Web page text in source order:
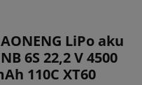
LiPo aku
6S 22,2 V 4500
110C XT60